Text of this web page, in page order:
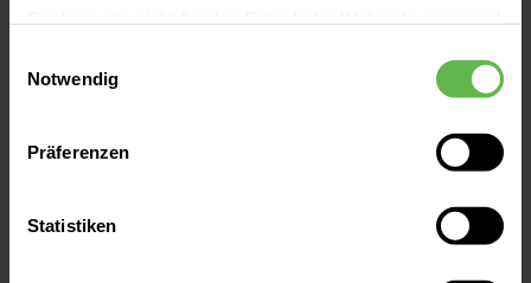
eingesetzt werden.
Es steht Ihnen frei, unsere Seite mit nur den notwendigen
Cookies zu benutzen, eine individuelle Auswahl
oder durch Auswahl von „Alle Cookies akzeptieren“ in die
Notwendig
Präferenzen
Statistiken
Vom OP auf Platz 1: Perlacher Anästhesist